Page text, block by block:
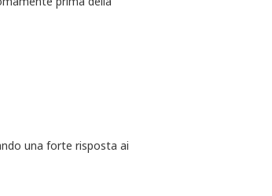
una forte risposta ai